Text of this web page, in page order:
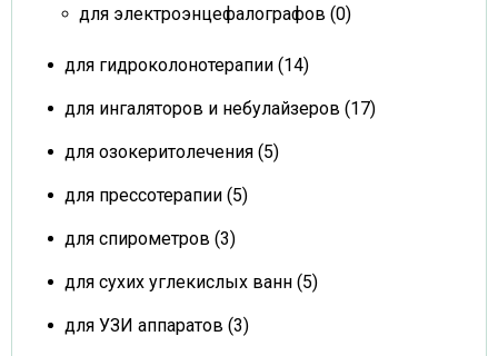
для электроэнцефалографов (0)
для гидроколонотерапии (14)
для ингаляторов и небулайзеров (17)
для озокеритолечения (5)
для прессотерапии (5)
для спирометров (3)
для сухих углекислых ванн (5)
для УЗИ аппаратов (3)